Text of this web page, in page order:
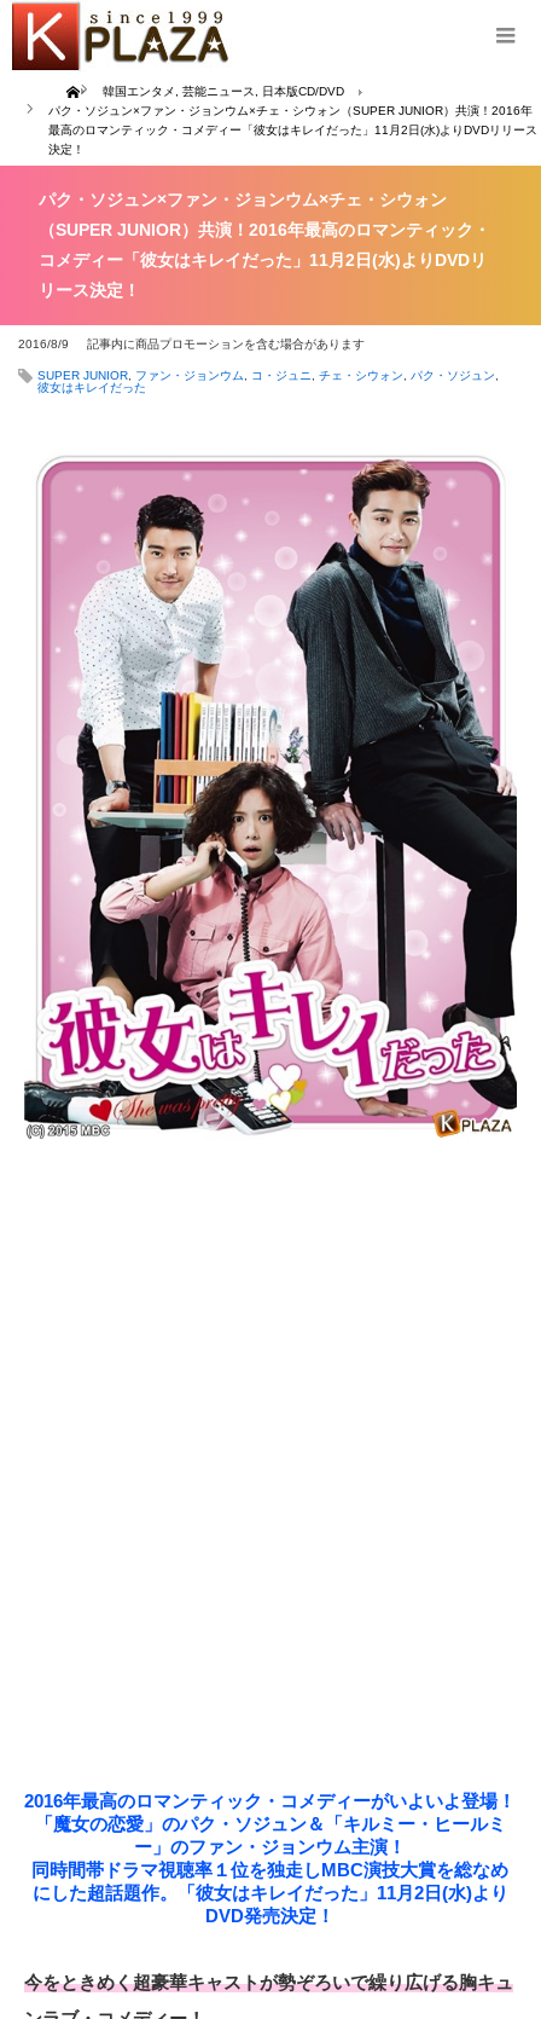
Home 韓国エンタメ 芸能ニュース
日本版CD/DVD
パク・ソジュン×ファン・ジョンウム×チェ・シウォン（SUPER JUNIOR）共演！2016年
最高のロマンティック・コメディー「彼女はキレイだった」11月2日(水)よりDVDリリース
決定！
パク・ソジュン×ファン・ジョンウム×チェ・シウォン
（SUPER JUNIOR）共演！2016年最高のロマンティック・
コメディー「彼女はキレイだった」11月2日(水)よりDVDリ
リース決定！
2016/8/9 記事内に商品プロモーションを含む場合があります
SUPER JUNIOR ファン・ジョンウム コ・ジュニ チェ・シウォン パク・ソジュン
彼女はキレイだった
2016年最高のロマンティック・コメディーがいよいよ登場！
「魔女の恋愛」のパク・ソジュン＆「キルミー・ヒールミ
ー」のファン・ジョンウム主演！
同時間帯ドラマ視聴率１位を独走しMBC演技大賞を総なめ
にした超話題作。「彼女はキレイだった」11月2日(水)より
DVD発売決定！
今をときめく超豪華キャストが勢ぞろいで繰り広げる胸キュ